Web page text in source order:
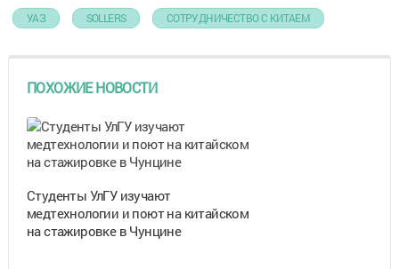
УАЗ SOLLERS СОТРУДНИЧЕСТВО С КИТАЕМ
ПОХОЖИЕ НОВОСТИ
Студенты УлГУ изучают
медтехнологии и поют на китайском
на стажировке в Чунцине